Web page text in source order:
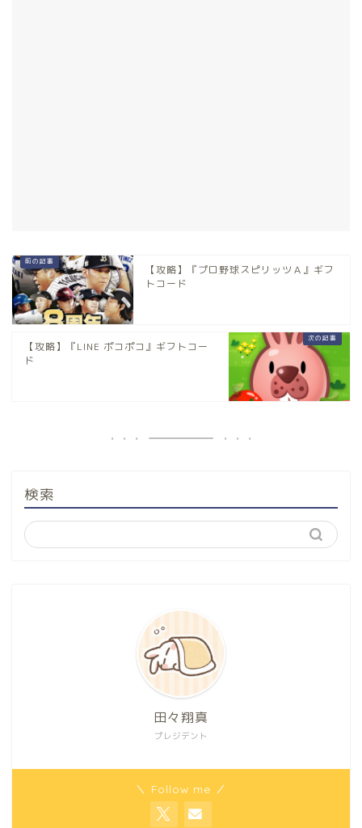
【攻略】『プロ野球スピリッツＡ』ギフ
トコード
【攻略】『LINE ポコポコ』ギフトコー
ド
検索
プレジデント
田々翔真
＼ Follow me ／